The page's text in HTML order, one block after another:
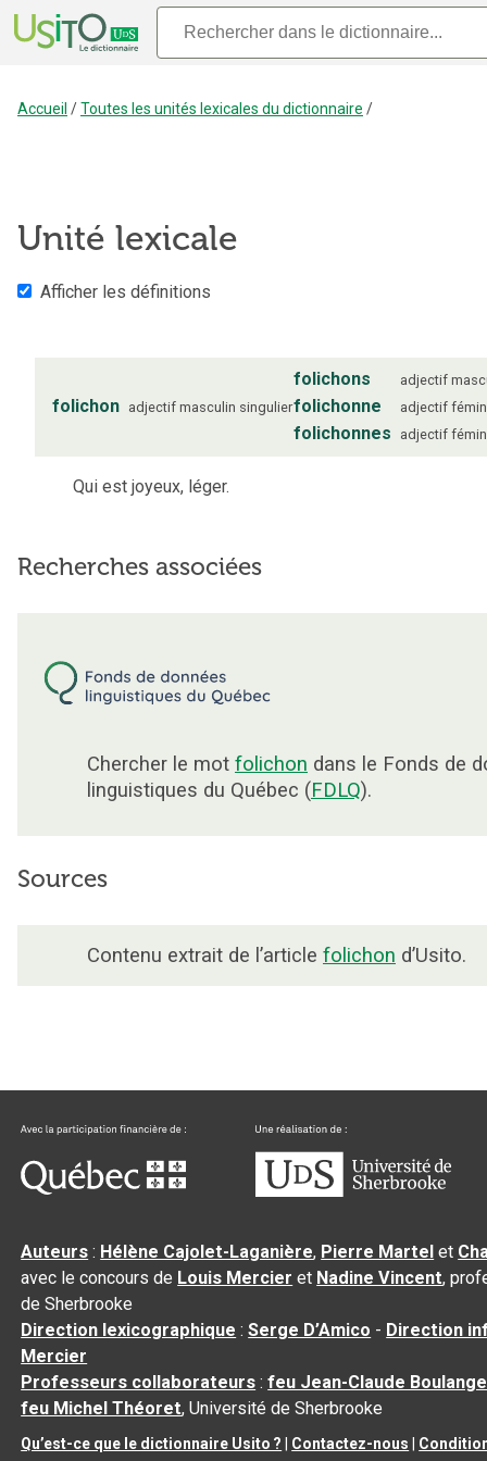
Accueil /Toutes les unités lexicales du dictionnaire /
Unité lexicale
Afficher les définitions
folichon adjectif masculin singulier
folichons adjectif
folichonne adjectif
folichonnes adjectif
Qui est joyeux, léger.
Recherches associées
Chercher le mot folichon dans le Fonds de
linguistiques du Québec (FDLQ).
Sources
Contenu extrait de l’article folichon d’Usito.
Auteurs : Hélène Cajolet-Laganière, Pierre Martel et
avec le concours de Louis Mercier et Nadine Vincent,
de Sherbrooke
Direction lexicographique :Serge D’Amico - Direction
Mercier
Professeurs collaborateurs :feu Jean-Claude
feu Michel Théoret, Université de Sherbrooke
Qu’est-ce que le dictionnaire Usito ? Contactez-nous